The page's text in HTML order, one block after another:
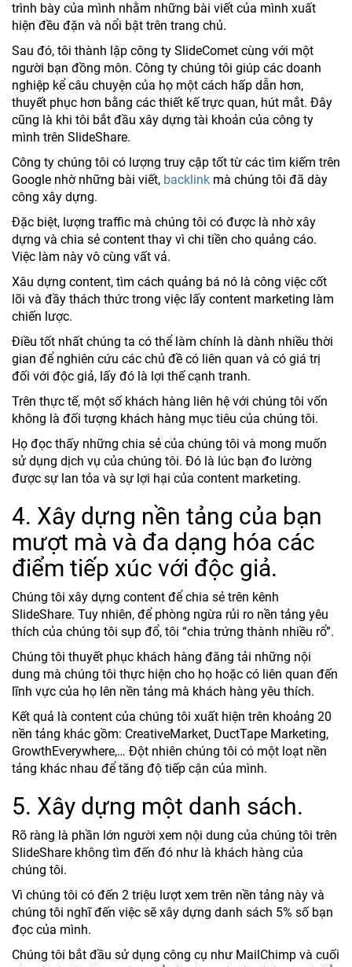
trình bày của mình nhằm những bài viết của mình xuất
hiện đều đặn và nổi bật trên trang chủ.
Sau đó, tôi thành lập công ty SlideComet cùng với một
người bạn đồng môn. Công ty chúng tôi giúp các doanh
nghiệp kể câu chuyện của họ một cách hấp dẫn hơn,
thuyết phục hơn bằng các thiết kế trực quan, hút mắt. Đây
cũng là khi tôi bắt đầu xây dựng tài khoản của công ty
mình trên SlideShare.
Công ty chúng tôi có lượng truy cập tốt từ các tìm kiếm trên
Google nhờ những bài viết, backlink mà chúng tôi đã dày
công xây dựng.
Đặc biệt, lượng traffic mà chúng tôi có được là nhờ xây
dựng và chia sẻ content thay vì chi tiền cho quảng cáo.
Việc làm này vô cùng vất vả.
Xâu dựng content, tìm cách quảng bá nó là công việc cốt
lõi và đầy thách thức trong việc lấy content marketing làm
chiến lược.
Điều tốt nhất chúng ta có thể làm chính là dành nhiều thời
gian để nghiên cứu các chủ đề có liên quan và có giá trị
đối với độc giả, lấy đó là lợi thế cạnh tranh.
Trên thực tế, một số khách hàng liên hệ với chúng tôi vốn
không là đối tượng khách hàng mục tiêu của chúng tôi.
Họ đọc thấy những chia sẻ của chúng tôi và mong muốn
sử dụng dịch vụ của chúng tôi. Đó là lúc bạn đo lường
được sự lan tỏa và sự lợi hại của content marketing.
4. Xây dựng nền tảng của bạn
mượt mà và đa dạng hóa các
điểm tiếp xúc với độc giả.
Chúng tôi xây dựng content để chia sẻ trên kênh
SlideShare. Tuy nhiên, để phòng ngừa rủi ro nền tảng yêu
thích của chúng tôi sụp đổ, tôi “chia trứng thành nhiều rổ”.
Chúng tôi thuyết phục khách hàng đăng tải những nội
dung mà chúng tôi thực hiện cho họ hoặc có liên quan đến
lĩnh vực của họ lên nền tảng mà khách hàng yêu thích.
Kết quả là content của chúng tôi xuất hiện trên khoảng 20
nền tảng khác gồm: CreativeMarket, DuctTape Marketing,
GrowthEverywhere,… Đột nhiên chúng tôi có một loạt nền
tảng khác nhau để tăng độ tiếp cận của mình.
5. Xây dựng một danh sách.
Rõ ràng là phần lớn người xem nội dung của chúng tôi trên
SlideShare không tìm đến đó như là khách hàng của
chúng tôi.
Vì chúng tôi có đến 2 triệu lượt xem trên nền tảng này và
chúng tôi nghĩ đến việc sẽ xây dựng danh sách 5% số bạn
đọc của mình.
Chúng tôi bắt đầu sử dụng công cụ như MailChimp và cuối